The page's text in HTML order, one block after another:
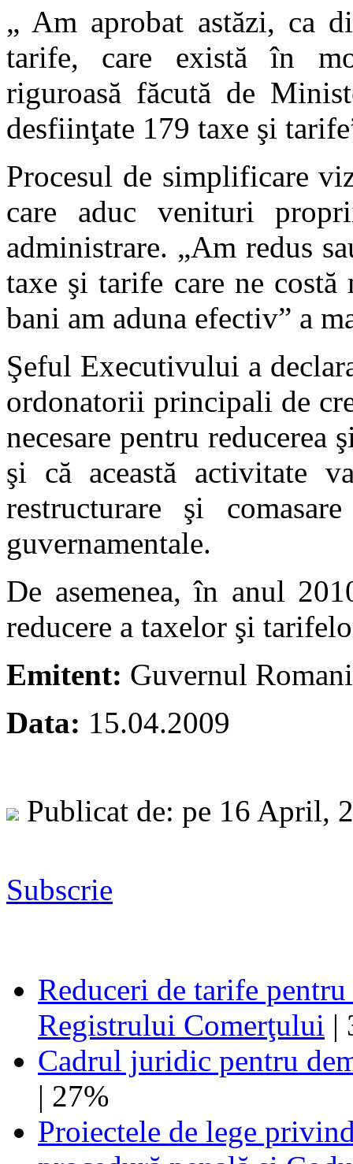
„ Am aprobat astăzi, ca
tarife, care există în
riguroasă făcută de
desfiinţate 179 taxe şi
Procesul de simplificare
care aduc venituri
administrare. „Am redus
taxe şi tarife care ne
bani am aduna efectiv” a
Şeful Executivului a
ordonatorii principali de
necesare pentru reducerea
şi că această activitate
restructurare şi
guvernamentale.
De asemenea, în anul
reducere a taxelor şi
Emitent: Guvernul
Data: 15.04.2009
Publicat de: pe 16 April,
Subscrie
Reduceri de tarife
Registrului Comerţului |
Cadrul juridic pentru
| 27%
Proiectele de lege